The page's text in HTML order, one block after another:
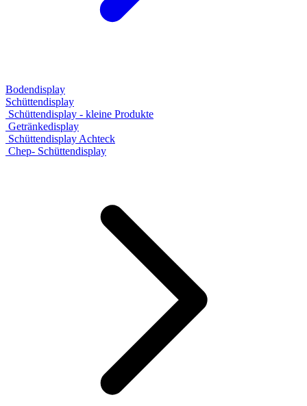
Bodendisplay
Schüttendisplay
Schüttendisplay - kleine Produkte
Getränkedisplay
Schüttendisplay Achteck
Chep- Schüttendisplay